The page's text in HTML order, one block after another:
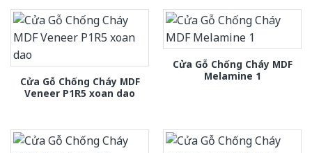
Cửa Gỗ Chống Cháy MDF
Veneer P1R5 xoan dao
Cửa Gỗ Chống Cháy MDF
Melamine 1